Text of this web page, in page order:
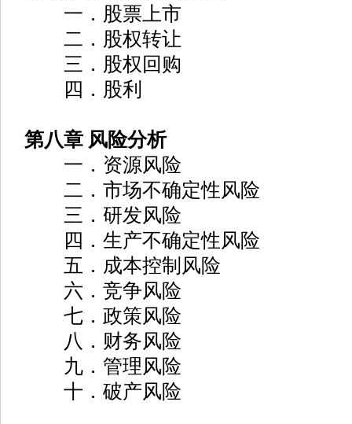
一．股票上市
二．股权转让
三．股权回购
四．股利
第八章 风险分析
一．资源风险
二．市场不确定性风险
三．研发风险
四．生产不确定性风险
五．成本控制风险
六．竞争风险
七．政策风险
八．财务风险
九．管理风险
十．破产风险